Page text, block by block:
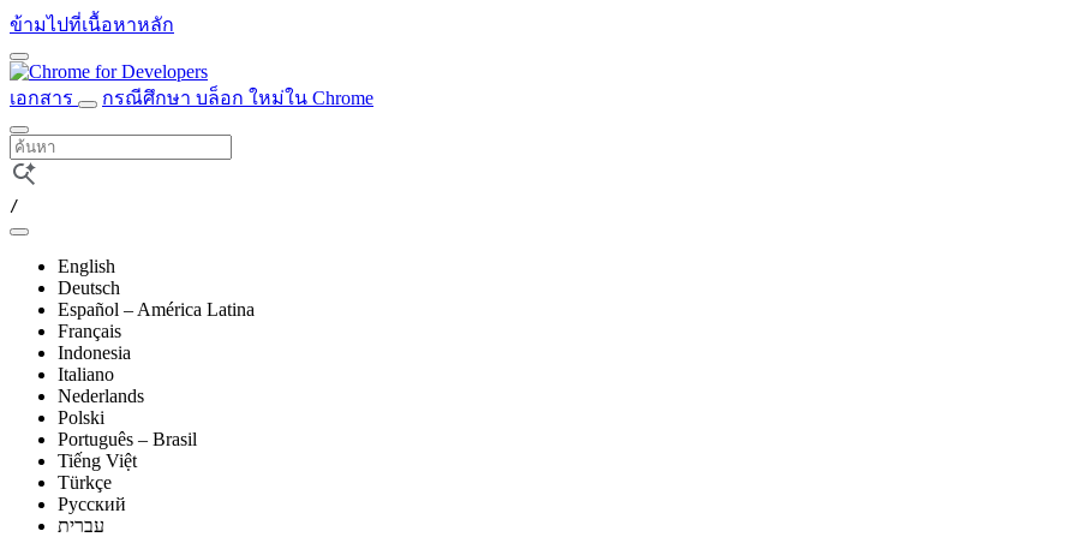
ข้ามไปที่เนื้อหาหลัก
เอกสาร กรณีศึกษา บล็อก ใหม่ใน Chrome
/
English
Deutsch
Español – América Latina
Français
Indonesia
Italiano
Nederlands
Polski
Português – Brasil
Tiếng Việt
Türkçe
Русский
עברית